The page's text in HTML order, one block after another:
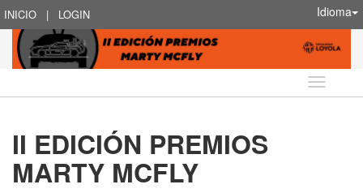
INICIO | LOGIN Idioma
Idioma
II EDICIÓN PREMIOS
MARTY MCFLY